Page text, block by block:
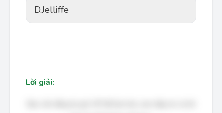
D.Jelliffe
Lời giải: